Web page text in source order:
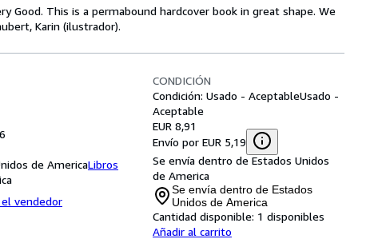
Good. This is a permabound hardcover book in great shape. We
Karin (ilustrador).
de AmericaLibros
vendedor
CONDICIÓN
Condición: Usado - AceptableUsado -
Aceptable
EUR 8,91
Envío por EUR 5,19
Se envía dentro de Estados Unidos
de America
Se envía dentro de Estados
Unidos de America
Cantidad disponible: 1 disponibles
Añadir al carrito